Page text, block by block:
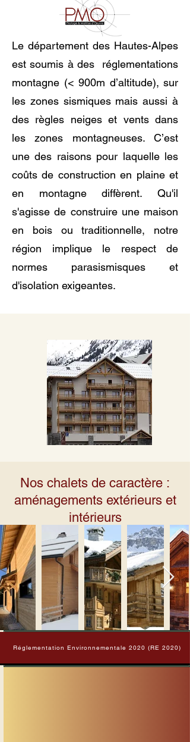
Le département des Hautes-Alpes
est soumis à des réglementations
montagne (< 900m d’altitude), sur
les zones sismiques mais aussi à
des règles neiges et vents dans
les zones montagneuses. C’est
une des raisons pour laquelle les
coûts de construction en plaine et
en montagne diffèrent. Qu'il
s'agisse de construire une maison
en bois ou traditionnelle, notre
région implique le respect de
normes parasismisques et
d'isolation exigeantes.
Nos chalets de caractère :
aménagements extérieurs et
intérieurs
Réglementation Environnementale 2020 (RE 2020)